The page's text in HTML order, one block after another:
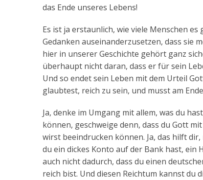
das Ende unseres Lebens!
Es ist ja erstaunlich, wie viele Menschen
Gedanken auseinanderzusetzen, dass sie
hier in unserer Geschichte gehört ganz
überhaupt nicht daran, dass er für sein
Und so endet sein Leben mit dem Urteil
glaubtest, reich zu sein, und musst am
Ja, denke im Umgang mit allem, was du
können, geschweige denn, dass du Gott
wirst beeindrucken können. Ja, das hilft
du ein dickes Konto auf der Bank hast, ein
auch nicht dadurch, dass du einen
reich bist. Und diesen Reichtum kannst du